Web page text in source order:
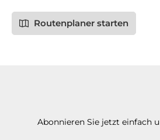
Routenplaner starten
Abonnieren Sie jetzt einfach